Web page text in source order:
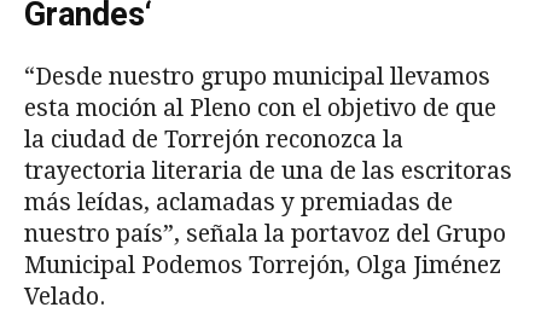
Grandes‘
“Desde nuestro grupo municipal llevamos
esta moción al Pleno con el objetivo de que
la ciudad de Torrejón reconozca la
trayectoria literaria de una de las escritoras
más leídas, aclamadas y premiadas de
nuestro país”, señala la portavoz del Grupo
Municipal Podemos Torrejón, Olga Jiménez
Velado.